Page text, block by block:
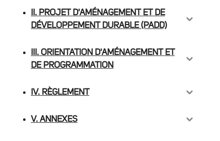
II. PROJET D'AMÉNAGEMENT ET DE
DÉVELOPPEMENT DURABLE (PADD)
III. ORIENTATION D'AMÉNAGEMENT ET
DE PROGRAMMATION
IV. RÈGLEMENT
V. ANNEXES